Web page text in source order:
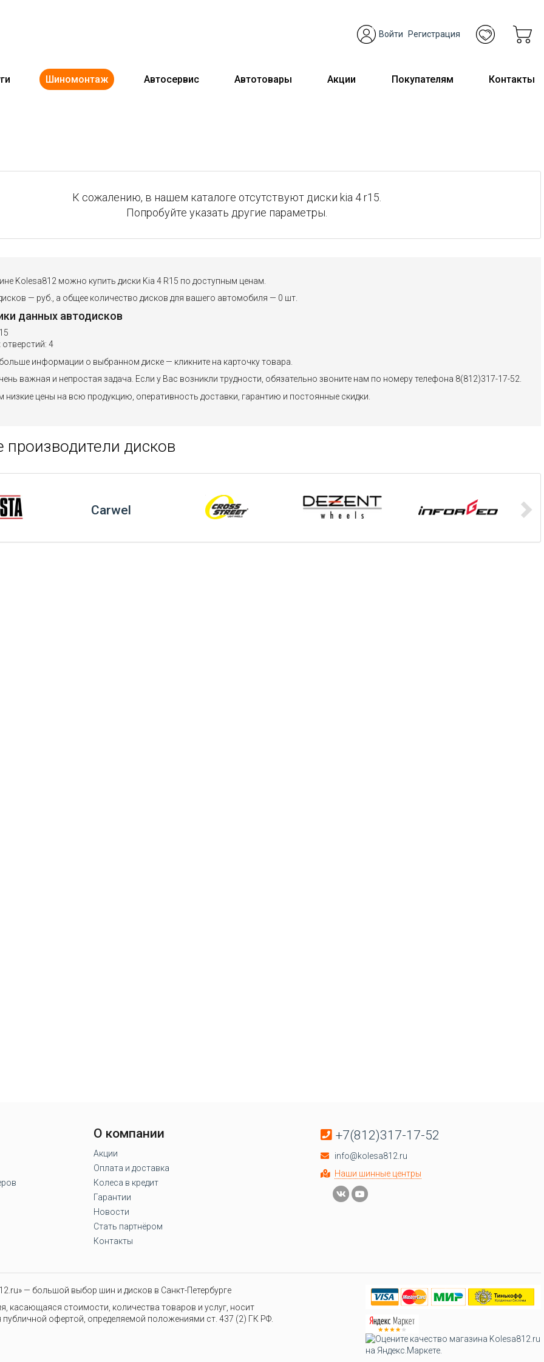
Войти Регистрация
Шиномонтаж Автосервис Автотовары Акции Покупателям Контакты
К сожалению, в нашем каталоге отсутствуют диски kia 4 r15.
Попробуйте указать другие параметры.
Kolesa812 можно купить диски Kia 4 R15 по доступным ценам.
— руб., а общее количество дисков для вашего автомобиля — 0 шт.
данных автодисков
4
информации о выбранном диске — кликните на карточку товара.
важная и непростая задача. Если у Вас возникли трудности, обязательно звоните нам по номеру телефона 8(812)317-17-52.
цены на всю продукцию, оперативность доставки, гарантию и постоянные скидки.
дисков
Carwel
О компании
Акции
Оплата и доставка
Колеса в кредит
Гарантии
Новости
Стать партнёром
Контакты
+7(812)317-17-52
info@kolesa812.ru
Наши шинные центры
— большой выбор шин и дисков в Санкт-Петербурге
касающаяся стоимости, количества товаров и услуг, носит
офертой, определяемой положениями ст. 437 (2) ГК РФ.